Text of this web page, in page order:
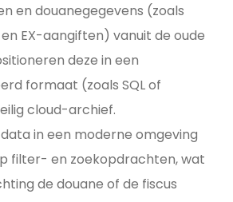
en douanegegevens (zoals
EX-aangiften) vanuit de oude
deze in een
formaat (zoals SQL of
cloud-archief.
in een moderne omgeving
filter- en zoekopdrachten, wat
de douane of de fiscus